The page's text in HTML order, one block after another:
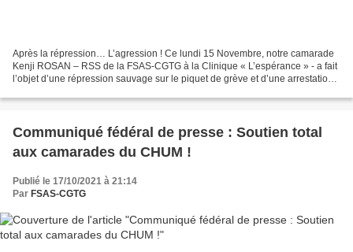
Après la répression… L’agression ! Ce lundi 15 Novembre, notre camarade
Kenji ROSAN – RSS de la FSAS-CGTG à la Clinique « L’espérance » - a fait
l’objet d’une répression sauvage sur le piquet de grève et d’une arrestation
Communiqué fédéral de presse : Soutien total
aux camarades du CHUM !
Publié le 17/10/2021 à 21:14
Par FSAS-CGTG